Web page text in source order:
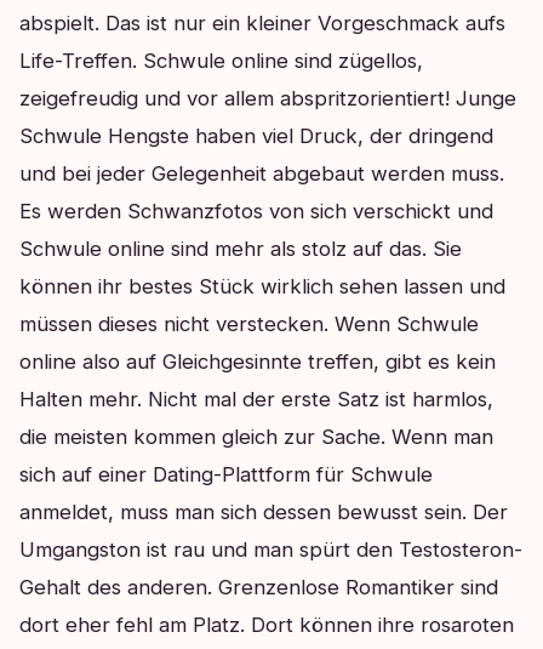
abspielt. Das ist nur ein kleiner Vorgeschmack aufs
Life-Treffen. Schwule online sind zügellos,
zeigefreudig und vor allem abspritzorientiert! Junge
Schwule Hengste haben viel Druck, der dringend
und bei jeder Gelegenheit abgebaut werden muss.
Es werden Schwanzfotos von sich verschickt und
Schwule online sind mehr als stolz auf das. Sie
können ihr bestes Stück wirklich sehen lassen und
müssen dieses nicht verstecken. Wenn Schwule
online also auf Gleichgesinnte treffen, gibt es kein
Halten mehr. Nicht mal der erste Satz ist harmlos,
die meisten kommen gleich zur Sache. Wenn man
sich auf einer Dating-Plattform für Schwule
anmeldet, muss man sich dessen bewusst sein. Der
Umgangston ist rau und man spürt den Testosteron-
Gehalt des anderen. Grenzenlose Romantiker sind
dort eher fehl am Platz. Dort können ihre rosaroten